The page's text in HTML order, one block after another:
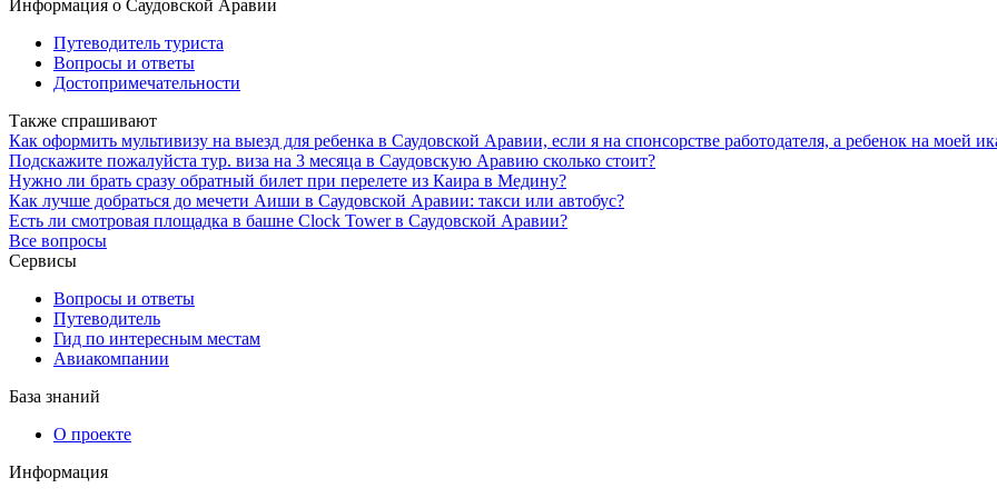
Информация о Саудовской Аравии
Путеводитель туриста
Вопросы и ответы
Достопримечательности
Также спрашивают
Как оформить мультивизу на выезд для ребенка в Саудовской Аравии, если я на спонсорстве работодателя, а ребенок на моей
Подскажите пожалуйста тур. виза на 3 месяца в Саудовскую Аравию сколько стоит?
Нужно ли брать сразу обратный билет при перелете из Каира в Медину?
Как лучше добраться до мечети Аиши в Саудовской Аравии: такси или автобус?
Есть ли смотровая площадка в башне Clock Tower в Саудовской Аравии?
Все вопросы
Сервисы
Вопросы и ответы
Путеводитель
Гид по интересным местам
Авиакомпании
База знаний
О проекте
Информация